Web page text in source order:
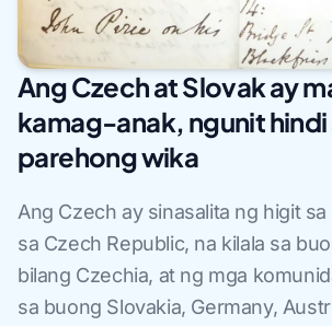
Ang Czech at Slovak ay
kamag-anak, ngunit hindi
parehong wika
Ang Czech ay sinasalita ng higit sa
sa Czech Republic, na kilala sa
bilang Czechia, at ng mga
sa buong Slovakia, Germany,